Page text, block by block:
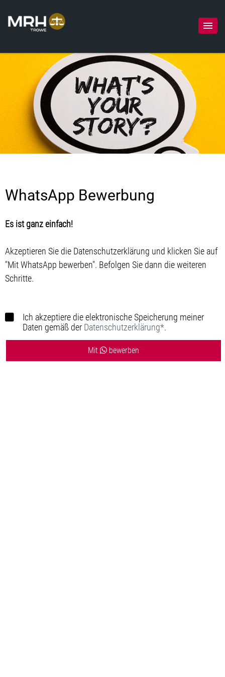
WhatsApp Bewerbung
Es ist ganz einfach!
Akzeptieren Sie die Datenschutzerklärung und klicken Sie auf
"Mit WhatsApp bewerben". Befolgen Sie dann die weiteren
Schritte.
Ich akzeptiere die elektronische Speicherung meiner
Daten gemäß der Datenschutzerklärung*.
Mit bewerben